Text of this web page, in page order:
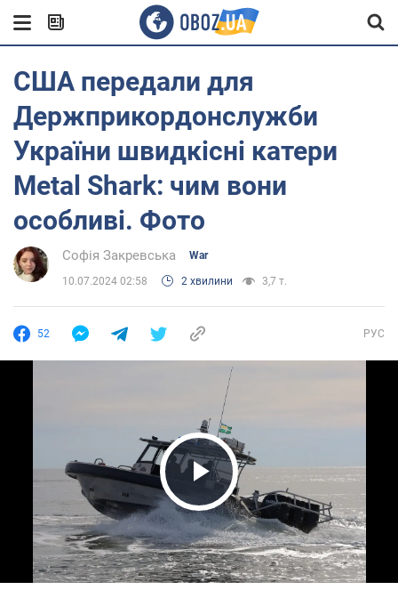
США передали для
Держприкордонслужби
України швидкісні катери
Metal Shark: чим вони
особливі. Фото
Софія Закревська War
10.07.2024 02:58 2 хвилини 3,7 т.
52 РУС
Play Video